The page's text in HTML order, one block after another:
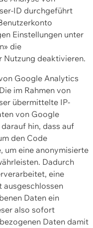
ID durchgeführt
Einstellungen unter
die
Nutzung deaktivieren.
Google Analytics
im Rahmen von
übermittelte IP-
von Google
hin, dass auf
den Code
um eine anonymisierte
Dadurch
eine
ausgeschlossen
Daten ein
also sofort
Daten damit